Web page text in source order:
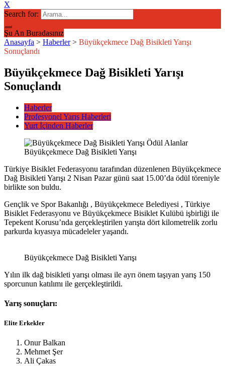
X
Search for:
Şu An Buradasınız
Anasayfa > Haberler > Büyükçekmece Dağ Bisikleti Yarışı
Sonuçlandı
Büyükçekmece Dağ Bisikleti Yarışı
Sonuçlandı
Haberler
Profesyonel Yarış Haberleri
Yurt İçinden Haberler
Büyükçekmece Dağ Bisikleti Yarışı
Türkiye Bisiklet Federasyonu tarafından düzenlenen Büyükçekmece
Dağ Bisikleti Yarışı 2 Nisan Pazar günü saat 15.00’da ödül töreniyle
birlikte son buldu.
Gençlik ve Spor Bakanlığı , Büyükçekmece Belediyesi , Türkiye
Bisiklet Federasyonu ve Büyükçekmece Bisiklet Kulübü işbirliği ile
Tepekent Korusu’nda gerçekleştirilen yarışta dört kilometrelik zorlu
parkurda kıyasıya mücadeleler yaşandı.
Büyükçekmece Dağ Bisikleti Yarışı
Yılın ilk dağ bisikleti yarışı olması ile ayrı önem taşıyan yarış 150
sporcunun katılımı ile gerçekleştirildi.
Yarış sonuçları:
Elite Erkekler
Onur Balkan
Mehmet Şer
Ali Çakas